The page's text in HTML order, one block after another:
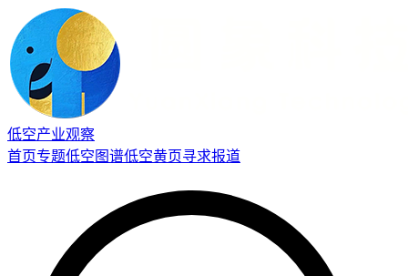
低空产业观察
首页专题低空图谱低空黄页寻求报道